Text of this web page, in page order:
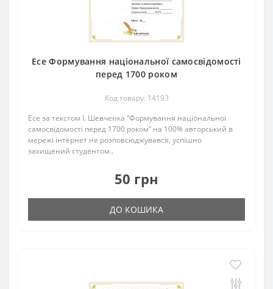
Есе Формування національної самосвідомості
перед 1700 роком
Код товару: 14193
Есе за текстом І. Шевченка “Формування національної
самосвідомості перед 1700 роком” на 100% авторський в
мережі інтернет не розповсюджувався, успішно
захищений студентом..
50 грн
ДО КОШИКА